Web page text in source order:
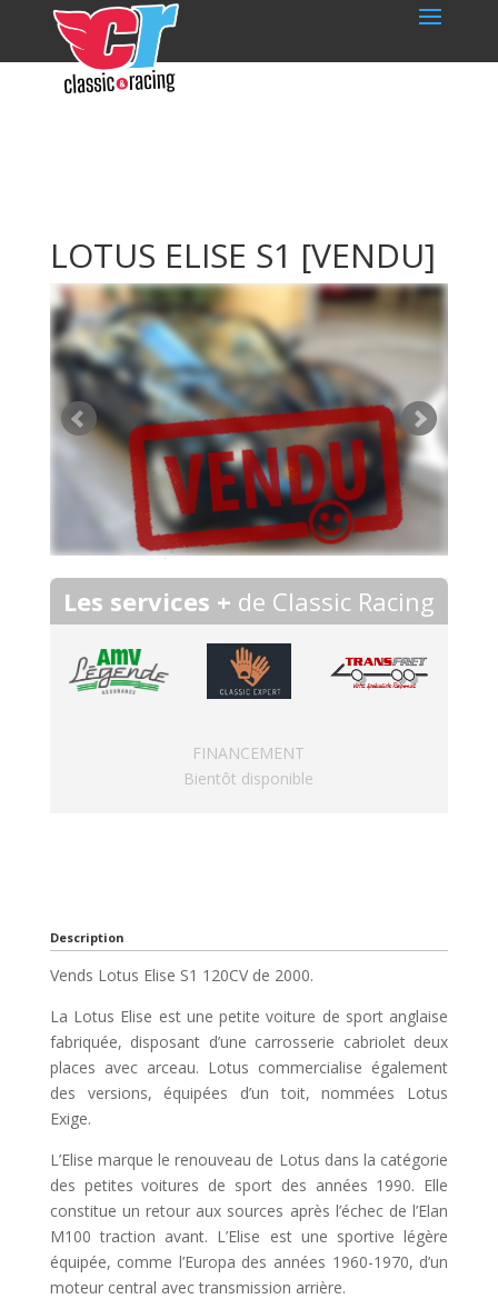
LOTUS ELISE S1 [VENDU]
Les services + de Classic Racing
FINANCEMENT
Bientôt disponible
Description
Vends Lotus Elise S1 120CV de 2000.
La Lotus Elise est une petite voiture de sport anglaise
fabriquée, disposant d’une carrosserie cabriolet deux
places avec arceau. Lotus commercialise également
des versions, équipées d’un toit, nommées Lotus
Exige.
L’Elise marque le renouveau de Lotus dans la catégorie
des petites voitures de sport des années 1990. Elle
constitue un retour aux sources après l’échec de l’Elan
M100 traction avant. L’Elise est une sportive légère
équipée, comme l’Europa des années 1960-1970, d’un
moteur central avec transmission arrière.